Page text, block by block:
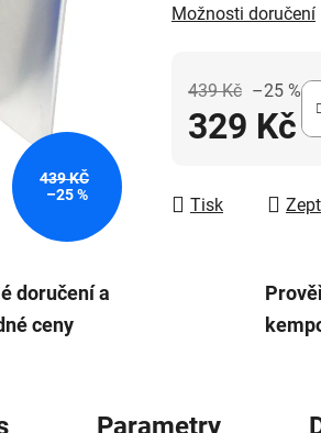
5
Možnosti doručení
439 Kč –25 %
329 Kč
Tisk
439 KČ
–25 %
doručení a
ceny
Parametry